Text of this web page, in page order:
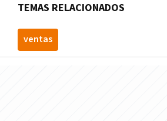
TEMAS RELACIONADOS
ventas